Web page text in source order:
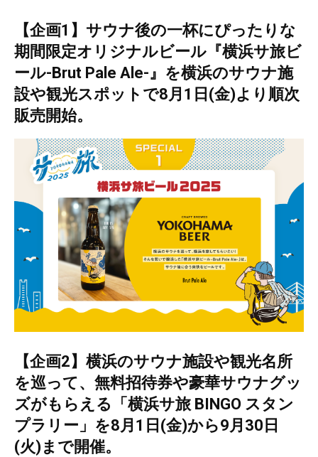
【企画1】サウナ後の一杯にぴったりな
期間限定オリジナルビール『横浜サ旅ビ
ール-Brut Pale Ale-』を横浜のサウナ施
設や観光スポットで8月1日(金)より順次
販売開始。
【企画2】横浜のサウナ施設や観光名所
を巡って、無料招待券や豪華サウナグッ
ズがもらえる「横浜サ旅 BINGO スタン
プラリー」を8月1日(金)から9月30日
(火)まで開催。